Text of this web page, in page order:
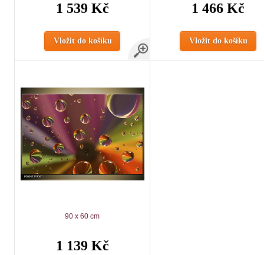
1 539 Kč
Vložit do košíku
1 466 Kč
Vložit do košíku
90 x 60 cm
1 139 Kč